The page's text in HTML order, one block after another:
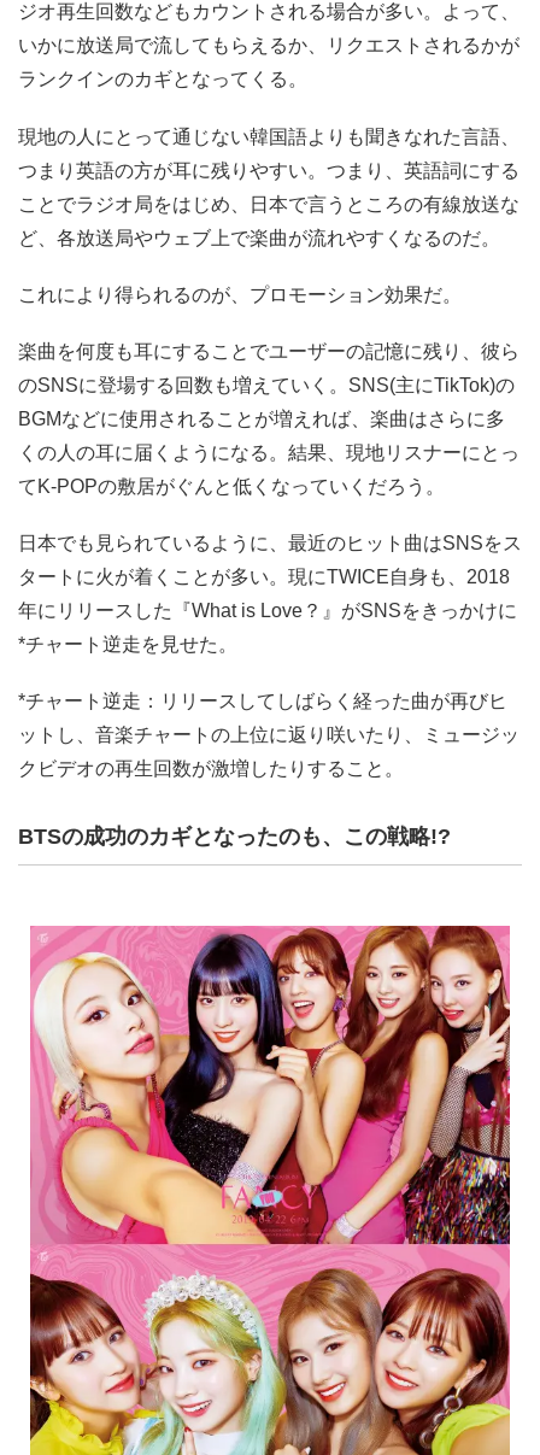
ジオ再生回数などもカウントされる場合が多い。よって、
いかに放送局で流してもらえるか、リクエストされるかが
ランクインのカギとなってくる。
現地の人にとって通じない韓国語よりも聞きなれた言語、
つまり英語の方が耳に残りやすい。つまり、英語詞にする
ことでラジオ局をはじめ、日本で言うところの有線放送な
ど、各放送局やウェブ上で楽曲が流れやすくなるのだ。
これにより得られるのが、プロモーション効果だ。
楽曲を何度も耳にすることでユーザーの記憶に残り、彼ら
のSNSに登場する回数も増えていく。SNS(主にTikTok)の
BGMなどに使用されることが増えれば、楽曲はさらに多
くの人の耳に届くようになる。結果、現地リスナーにとっ
てK-POPの敷居がぐんと低くなっていくだろう。
日本でも見られているように、最近のヒット曲はSNSをス
タートに火が着くことが多い。現にTWICE自身も、2018
年にリリースした『What is Love？』がSNSをきっかけに
*チャート逆走を見せた。
*チャート逆走：リリースしてしばらく経った曲が再びヒ
ットし、音楽チャートの上位に返り咲いたり、ミュージッ
クビデオの再生回数が激増したりすること。
BTSの成功のカギとなったのも、この戦略!?